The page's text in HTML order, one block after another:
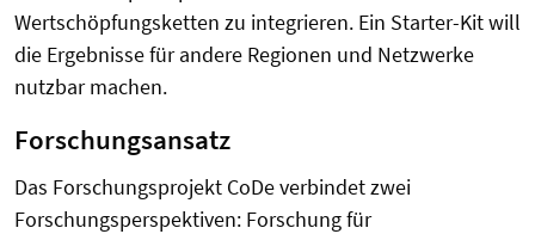
Wertschöpfungsketten zu integrieren. Ein Starter-Kit will
die Ergebnisse für andere Regionen und Netzwerke
nutzbar machen.
Forschungsansatz
Das Forschungsprojekt CoDe verbindet zwei
Forschungsperspektiven: Forschung für